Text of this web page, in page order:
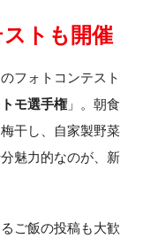
トも開催
フォトコンテスト
モ選手権」。朝食
干し、自家製野菜
魅力的なのが、新
ご飯の投稿も大歓